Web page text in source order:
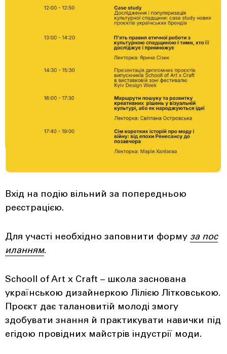
Вхід на подію вільний за попередньою
реєстрацією.
Для участі необхідно заповнити форму за пос
иланням.
Schooll of Art x Craft – школа заснована
українською дизайнеркою Лілією Літковською.
Проєкт дає талановитій молоді змогу
здобувати знання й практикувати навички під
егідою провідних майстрів індустрії моди.